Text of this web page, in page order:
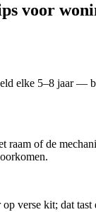
voor
elke 5–8 jaar —
raam of de
verse kit; dat tast